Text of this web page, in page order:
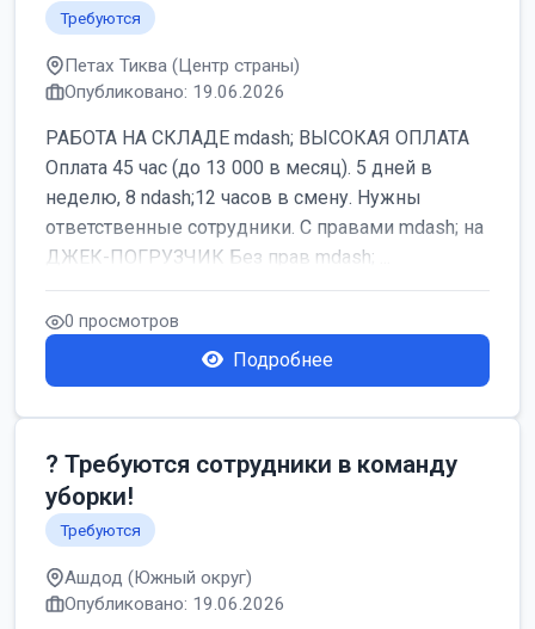
Требуются
Петах Тиква (Центр страны)
Опубликовано: 19.06.2026
РАБОТА НА СКЛАДЕ mdash; ВЫСОКАЯ ОПЛАТА
Оплата 45 час (до 13 000 в месяц). 5 дней в
неделю, 8 ndash;12 часов в смену. Нужны
ответственные сотрудники. С правами mdash; на
ДЖЕК-ПОГРУЗЧИК Без прав mdash; ...
0 просмотров
Подробнее
? Требуются сотрудники в команду
уборки!
Требуются
Ашдод (Южный округ)
Опубликовано: 19.06.2026